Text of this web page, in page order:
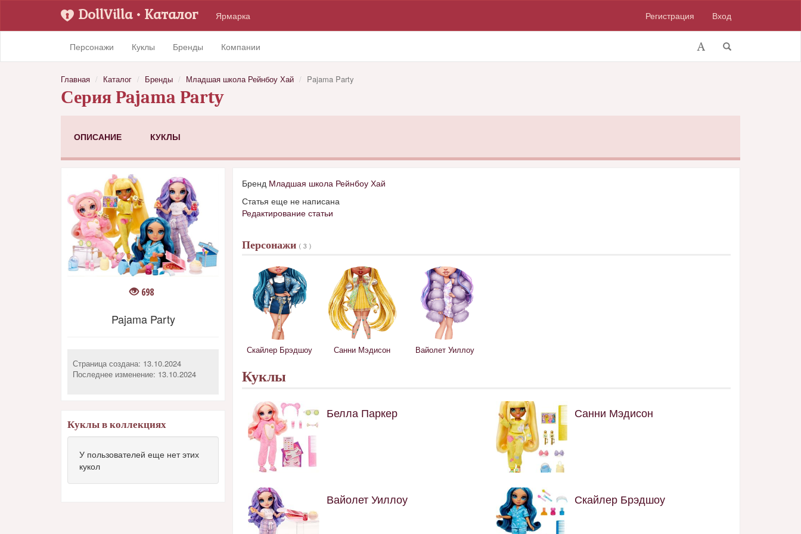
DollVilla• Каталог Ярмарка Регистрация Вход
Персонажи Куклы Бренды Компании
Главная Каталог Бренды Младшая школа Рейнбоу Хай Pajama Party
Серия Pajama Party
ОПИСАНИЕ КУКЛЫ
698
Pajama Party
Страница создана: 13.10.2024
Последнее изменение: 13.10.2024
Куклы в коллекциях
У пользователей еще нет этих
кукол
Бренд Младшая школа Рейнбоу Хай
Статья еще не написана
Редактирование статьи
Персонажи ( 3 )
Скайлер Брэдшоу Санни Мэдисон Вайолет Уиллоу
Куклы
Белла Паркер Санни Мэдисон
Вайолет Уиллоу Скайлер Брэдшоу